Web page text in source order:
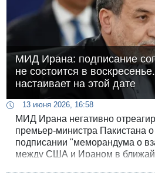
МИД Ирана: подписание
не состоится в
настаивает на этой дате
13 июня 2026, 16:58
МИД Ирана негативно
премьер-министра Пакистана
подписании "меморандума о
между США и Ираном в